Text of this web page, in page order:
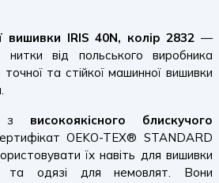
IRIS 40N, колір 2832 —
нитки від польського виробника
та стійкої машинної вишивки
з високоякісного блискучого
OEKO-TEX® STANDARD
їх навіть для вишивки
та одязі для немовлят. Вони